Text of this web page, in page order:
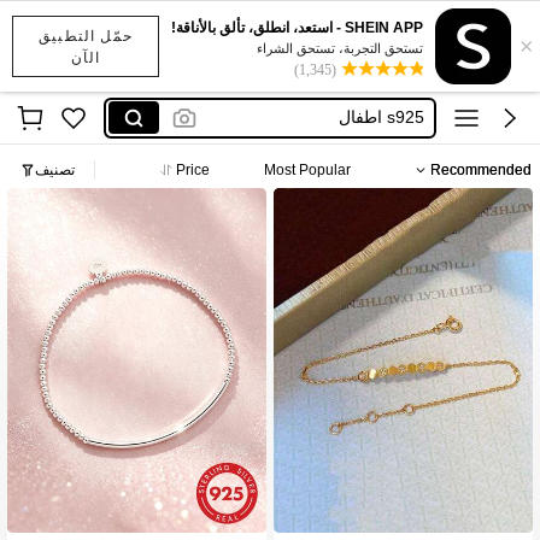
حمّل التطبيق
الآن
×
SHEIN APP - استعد، انطلق، تألق بالأناقة!
تستحق التجربة، تستحق الشراء
(1,345)
addidass
s925 girls bracelet
s925 اطفال
plata pura pulsera de niños
addidass
s925 girls bracelet
Recommended
Most Popular
Price تصنيف